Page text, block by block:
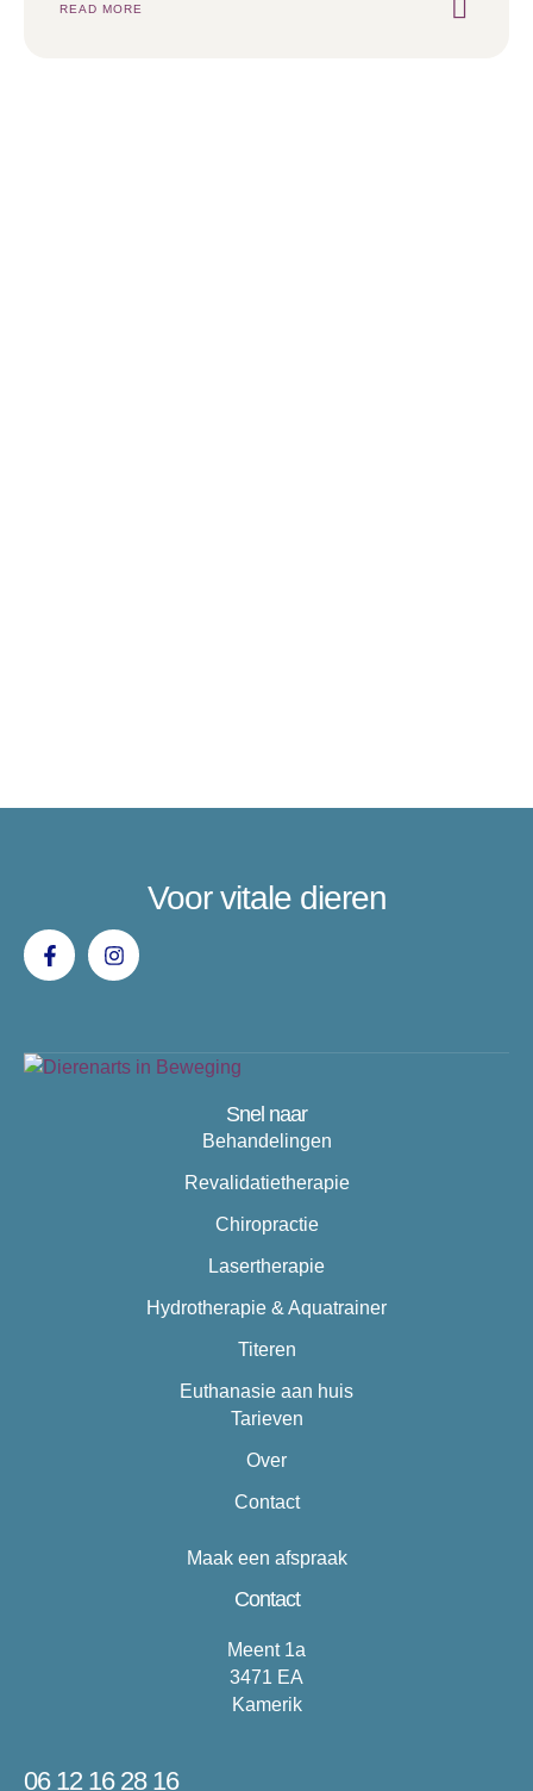
READ MORE
Voor vitale dieren
Snel naar
Behandelingen
Revalidatietherapie
Chiropractie
Lasertherapie
Hydrotherapie & Aquatrainer
Titeren
Euthanasie aan huis
Tarieven
Over
Contact
Maak een afspraak
Contact
Meent 1a
3471 EA
Kamerik
06 12 16 28 16